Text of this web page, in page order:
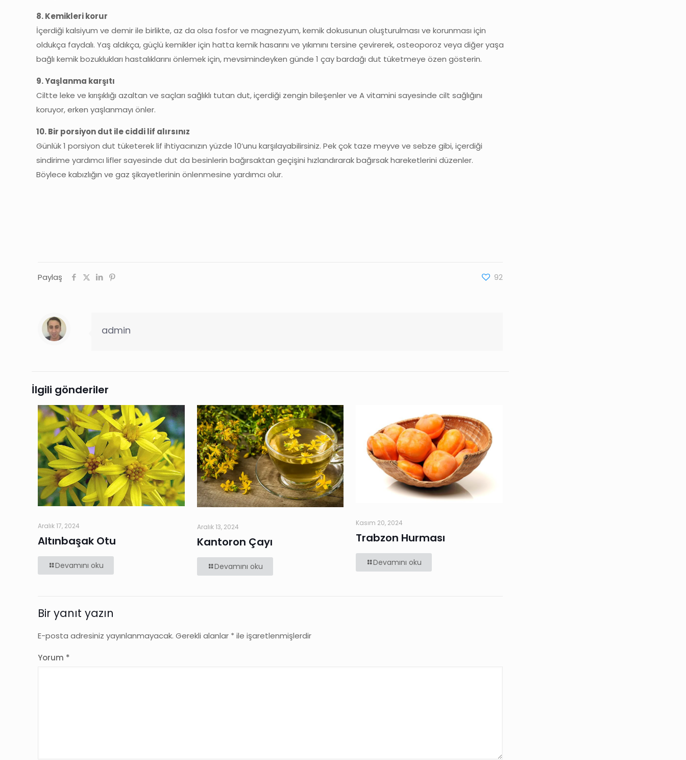
8. Kemikleri korur
İçerdiği kalsiyum ve demir ile birlikte, az da olsa fosfor ve magnezyum, kemik dokusunun oluşturulması ve korunması için
oldukça faydalı. Yaş aldıkça, güçlü kemikler için hatta kemik hasarını ve yıkımını tersine çevirerek, osteoporoz veya diğer yaşa
bağlı kemik bozuklukları hastalıklarını önlemek için, mevsimindeyken günde 1 çay bardağı dut tüketmeye özen gösterin.
9. Yaşlanma karşıtı
Ciltte leke ve kırışıklığı azaltan ve saçları sağlıklı tutan dut, içerdiği zengin bileşenler ve A vitamini sayesinde cilt sağlığını
koruyor, erken yaşlanmayı önler.
10. Bir porsiyon dut ile ciddi lif alırsınız
Günlük 1 porsiyon dut tüketerek lif ihtiyacınızın yüzde 10’unu karşılayabilirsiniz. Pek çok taze meyve ve sebze gibi, içerdiği
sindirime yardımcı lifler sayesinde dut da besinlerin bağırsaktan geçişini hızlandırarak bağırsak hareketlerini düzenler.
Böylece kabızlığın ve gaz şikayetlerinin önlenmesine yardımcı olur.
Paylaş 92
admin
İlgili gönderiler
Aralık 17, 2024
Altınbaşak Otu
Devamını oku
Aralık 13, 2024
Kantoron Çayı
Devamını oku
Kasım 20, 2024
Trabzon Hurması
Devamını oku
Bir yanıt yazın
E-posta adresiniz yayınlanmayacak. Gerekli alanlar * ile işaretlenmişlerdir
Yorum *